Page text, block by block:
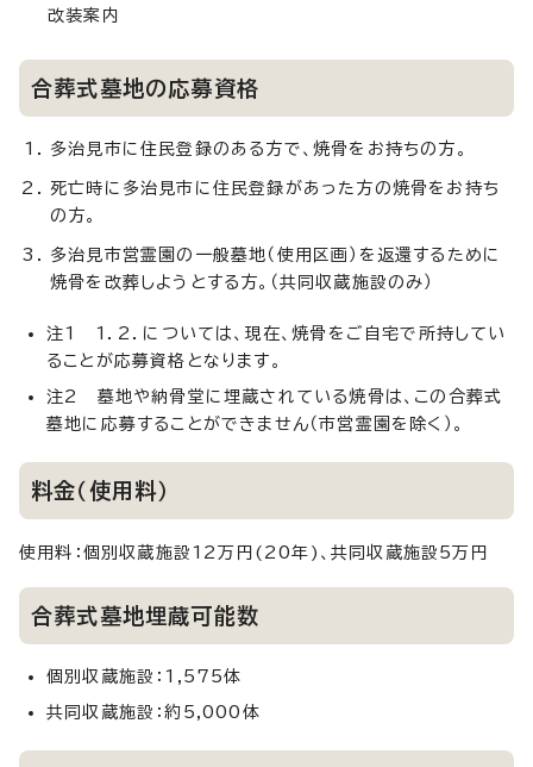
改装案内
合葬式墓地の応募資格
多治見市に住民登録のある方で、焼骨をお持ちの方。
死亡時に多治見市に住民登録があった方の焼骨をお持ち
の方。
多治見市営霊園の一般墓地（使用区画）を返還するために
焼骨を改葬しようとする方。（共同収蔵施設のみ）
注1 1．2．については、現在、焼骨をご自宅で所持してい
ることが応募資格となります。
注2 墓地や納骨堂に埋蔵されている焼骨は、この合葬式
墓地に応募することができません（市営霊園を除く）。
料金（使用料）
使用料：個別収蔵施設12万円(20年)、共同収蔵施設5万円
合葬式墓地埋蔵可能数
個別収蔵施設：1,575体
共同収蔵施設：約5,000体